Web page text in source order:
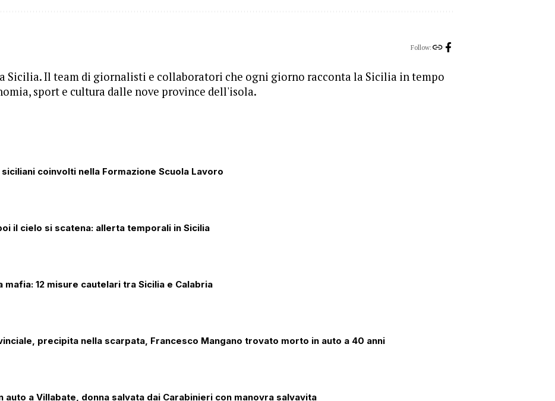
Follow:
Sicilia. Il team di giornalisti e collaboratori che ogni giorno racconta la Sicilia in tempo
sport e cultura dalle nove province dell'isola.
coinvolti nella Formazione Scuola Lavoro
il cielo si scatena: allerta temporali in Sicilia
mafia: 12 misure cautelari tra Sicilia e Calabria
precipita nella scarpata, Francesco Mangano trovato morto in auto a 40 anni
a Villabate, donna salvata dai Carabinieri con manovra salvavita